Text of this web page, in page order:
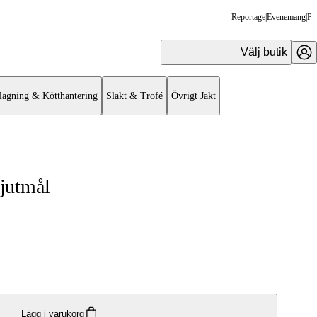
ReportageEvenemang
Välj butik
& Kötthantering Slakt & Trofé Övrigt Jakt
Lägg i varukorg